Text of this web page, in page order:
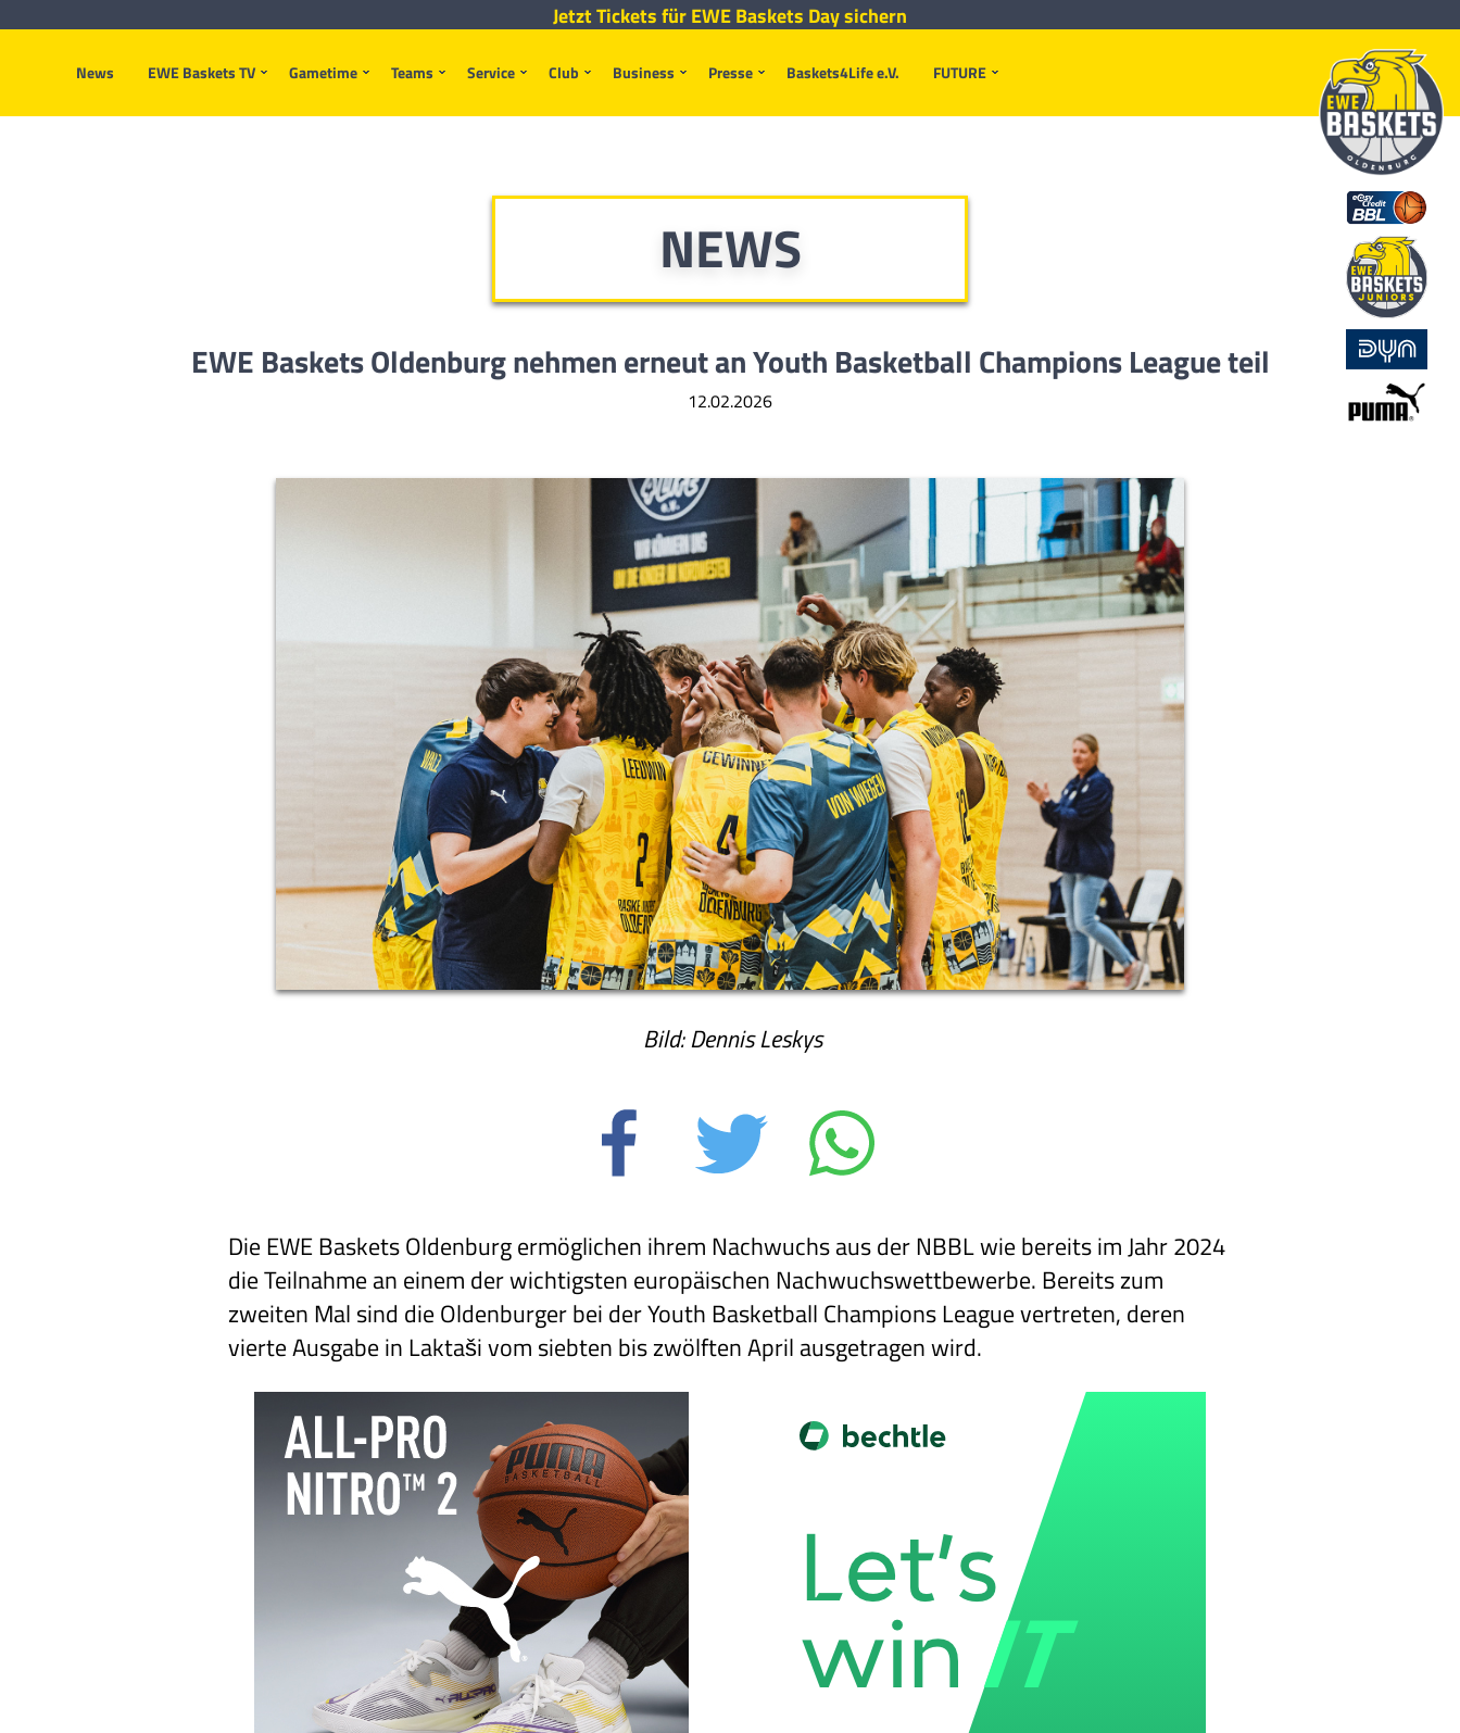
News EWE Baskets TV Gametime Teams Service Club Business Presse Baskets4Life e.V. FUTURE
Jetzt Tickets für EWE Baskets Day sichern
NEWS
EWE Baskets Oldenburg nehmen erneut an Youth Basketball Champions League teil
12.02.2026
Bild: Dennis Leskys
Die EWE Baskets Oldenburg ermöglichen ihrem Nachwuchs aus der NBBL wie bereits im Jahr 2024
die Teilnahme an einem der wichtigsten europäischen Nachwuchswettbewerbe. Bereits zum
zweiten Mal sind die Oldenburger bei der Youth Basketball Champions League vertreten, deren
vierte Ausgabe in Laktaši vom siebten bis zwölften April ausgetragen wird.